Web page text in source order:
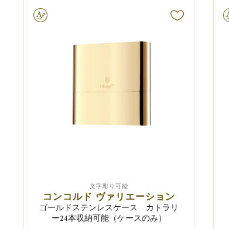
文字彫り可能
コンコルド ヴァリエーション
ゴールドステンレスケース カトラリ
ー24本収納可能（ケースのみ）
文字彫り可能